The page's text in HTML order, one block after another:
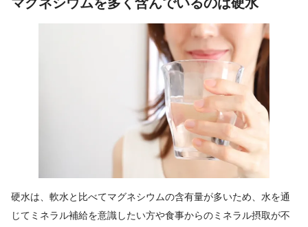
硬水は、軟水と比べてマグネシウムの含有量が多いため、水を通
じてミネラル補給を意識したい方や食事からのミネラル摂取が不